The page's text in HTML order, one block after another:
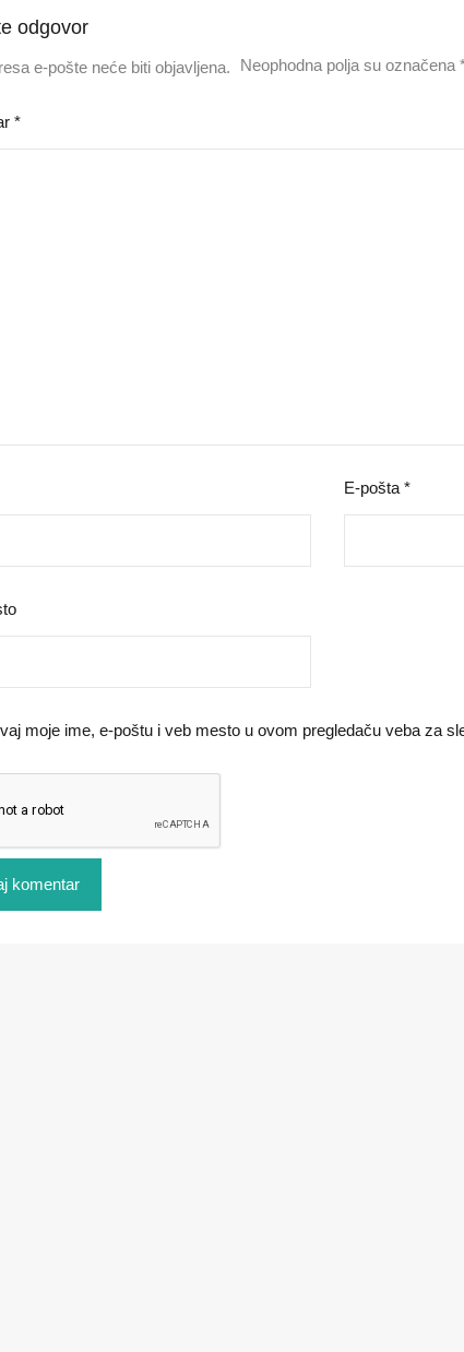
odgovor
e-pošte neće biti objavljena. Neophodna polja su označena
*
E-pošta*
moje ime, e-poštu i veb mesto u ovom pregledaču veba za